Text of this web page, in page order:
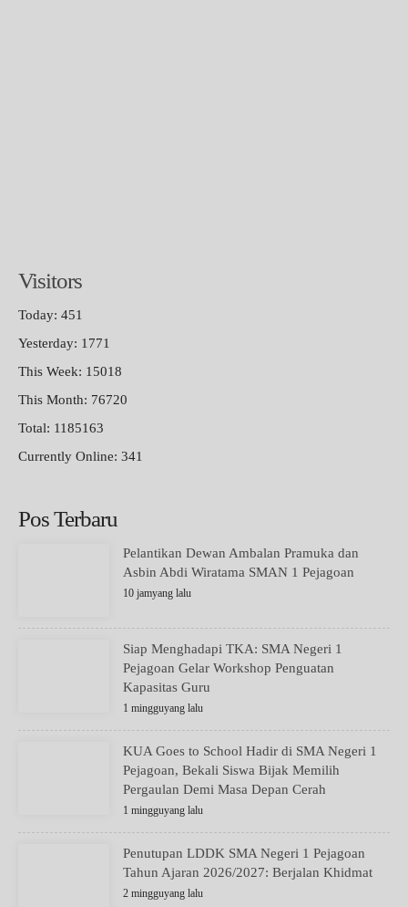
Visitors
Today: 451
Yesterday: 1771
This Week: 15018
This Month: 76720
Total: 1185163
Currently Online: 341
Pos Terbaru
Pelantikan Dewan Ambalan Pramuka dan
Asbin Abdi Wiratama SMAN 1 Pejagoan
10 jamyang lalu
Siap Menghadapi TKA: SMA Negeri 1
Pejagoan Gelar Workshop Penguatan
Kapasitas Guru
1 mingguyang lalu
KUA Goes to School Hadir di SMA Negeri 1
Pejagoan, Bekali Siswa Bijak Memilih
Pergaulan Demi Masa Depan Cerah
1 mingguyang lalu
Penutupan LDDK SMA Negeri 1 Pejagoan
Tahun Ajaran 2026/2027: Berjalan Khidmat
2 mingguyang lalu